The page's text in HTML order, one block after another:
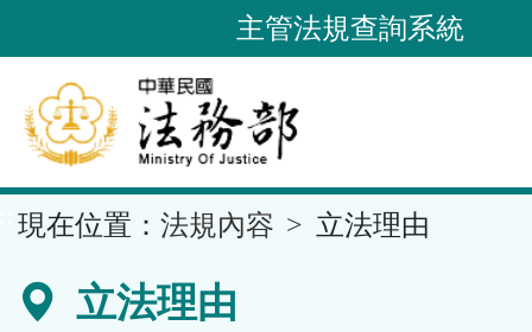
到
要
內
容
區
主管法規查詢系統
現在位置： 法規內容 立法理由
立法理由